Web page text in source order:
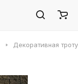
Декоративная